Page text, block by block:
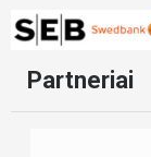
Partneriai